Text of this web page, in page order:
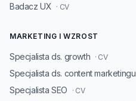
Badacz UX · CV
MARKETING I WZROST
Specjalista ds. growth · CV
Specjalista ds. content marketingu
Specjalista SEO · CV